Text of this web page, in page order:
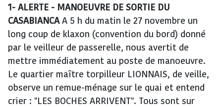
1- ALERTE - MANOEUVRE DE SORTIE DU
CASABIANCAA 5 h du matin le 27 novembre un
long coup de klaxon (convention du bord) donné
par le veilleur de passerelle, nous avertit de
mettre immédiatement au poste de manoeuvre.
Le quartier maître torpilleur LIONNAIS, de veille,
observe un remue-ménage sur le quai et entend
crier : "LES BOCHES ARRIVENT". Tous sont sur